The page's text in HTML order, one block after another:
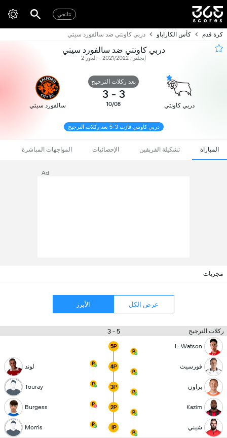
نتائجي
كرة قدم كأس الكاراباو دربي كاونتي ضد سالفورد سيتي
دربي كاونتي ضد سالفورد سيتي
إنجلترا, 2021/2022 - الدور 2
دربي كاونتي
بعد ركلات الترجيح
3
-
3
10/08 سالفورد سيتي
دربي كاونتي فازت 3-5 بعد ركلات الترجيح
المباراة تشكيلة الفريقين الإحصائيات المواجهات المباشرة
Ad
مجريات
عرض الكل الأبرز
ركلات الترجيح 5 - 3
L. Watson
5P
فورسيث 4P لوند
براون 3P
Touray
Kazim
2P
Burgess
شيني 1P
Morris